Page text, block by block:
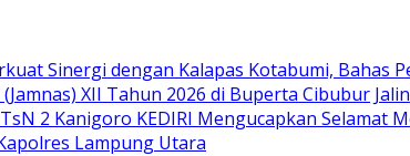
Sinergi dengan Kalapas Kotabumi, Bahas
XII Tahun 2026 di Buperta Cibubur
2 Kanigoro KEDIRI Mengucapkan Selamat
Lampung Utara